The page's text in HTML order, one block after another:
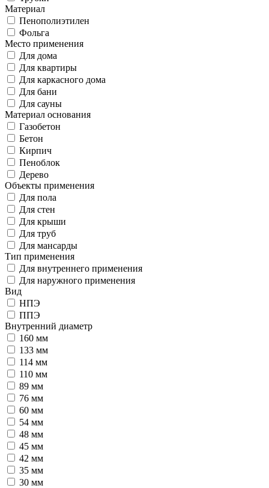
Материал
Пенополиэтилен
Фольга
Место применения
Для дома
Для квартиры
Для каркасного дома
Для бани
Для сауны
Материал основания
Газобетон
Бетон
Кирпич
Пеноблок
Дерево
Объекты применения
Для пола
Для стен
Для крыши
Для труб
Для мансарды
Тип применения
Для внутреннего применения
Для наружного применения
Вид
НПЭ
ППЭ
Внутренний диаметр
160 мм
133 мм
114 мм
110 мм
89 мм
76 мм
60 мм
54 мм
48 мм
45 мм
42 мм
35 мм
30 мм